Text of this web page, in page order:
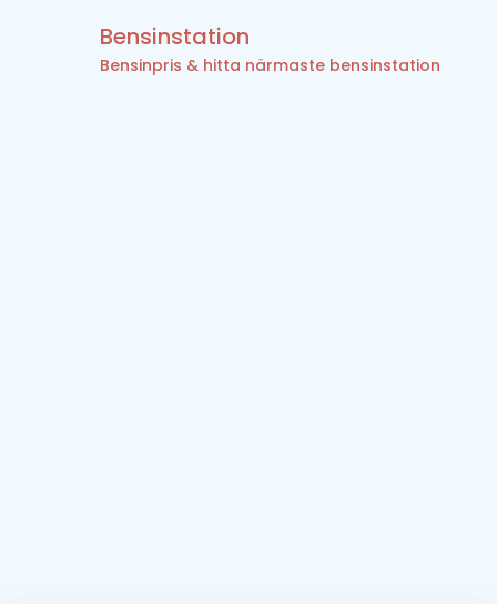
Bensinstation
Bensinpris & hitta närmaste bensinstation